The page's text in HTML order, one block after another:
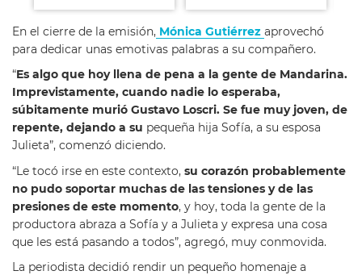
En el cierre de la emisión, Mónica Gutiérrez aprovechó
para dedicar unas emotivas palabras a su compañero.
“Es algo que hoy llena de pena a la gente de Mandarina.
Imprevistamente, cuando nadie lo esperaba,
súbitamente murió Gustavo Loscri. Se fue muy joven, de
repente, dejando a su pequeña hija Sofía, a su esposa
Julieta”, comenzó diciendo.
“Le tocó irse en este contexto, su corazón probablemente
no pudo soportar muchas de las tensiones y de las
presiones de este momento, y hoy, toda la gente de la
productora abraza a Sofía y a Julieta y expresa una cosa
que les está pasando a todos”, agregó, muy conmovida.
La periodista decidió rendir un pequeño homenaje a